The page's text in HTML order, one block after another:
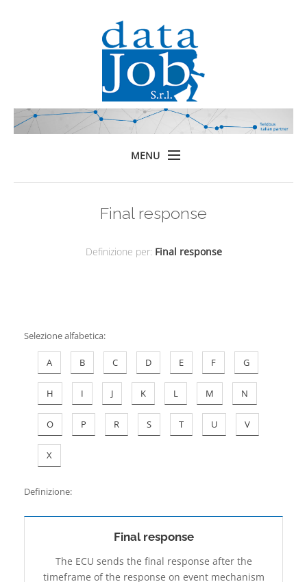
MENU
Final response
Definizione per: Final response
Selezione alfabetica:
A B C D E F G
H I J K L M N
O P R S T U V
X
Definizione:
Final response
The ECU sends the final response after the
timeframe of the response on event mechanism